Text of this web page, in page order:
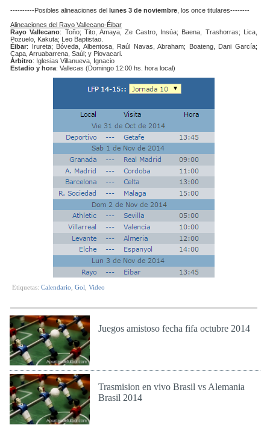
----------Posibles alineaciones dellunes 3 de noviembre , los once titulares--------
Alineaciones del Rayo Vallecano-Éibar
Rayo Vallecano: Toño; Tito, Amaya, Ze Castro, Insúa; Baena, Trashorras; Lica,
Pozuelo, Kakuta; Leo Baptistao.
Éibar: Irureta; Bóveda, Albentosa, Raúl Navas, Abraham; Boateng, Dani García;
Capa, Arruabarrena, Saúl; y Piovacari.
Árbitro: Iglesias Villanueva, Ignacio
Estadio y hora: Vallecas (Domingo 12:00 hs. hora local)
Etiquetas: Calendario Gol Video
Juegos amistoso fecha fifa octubre 2014
Trasmision en vivo Brasil vs Alemania
Brasil 2014